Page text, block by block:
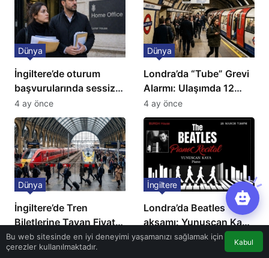
İngiltere’de oturum
başvurularında sessiz
kriz: Büyükelçilikten
açıklama!
Dünya
4 ay önce
Londra’da “Tube” Grevi
Alarmı: Ulaşımda 12
Günlük Kaos Kapıda
Dünya
4 ay önce
İngiltere’de Tren
Biletlerine Tavan Fiyat:
Ulaşımda Yeni
Düzenleme
Dünya
4 ay önce
Londra’da Beatles
akşamı: Yunuscan Kaya
klasik yorumuyla
İngiltere
5 ay önce
Bu web sitesinde en iyi deneyimi yaşamanızı sağlamak için
çerezler kullanılmaktadır.
Kabul